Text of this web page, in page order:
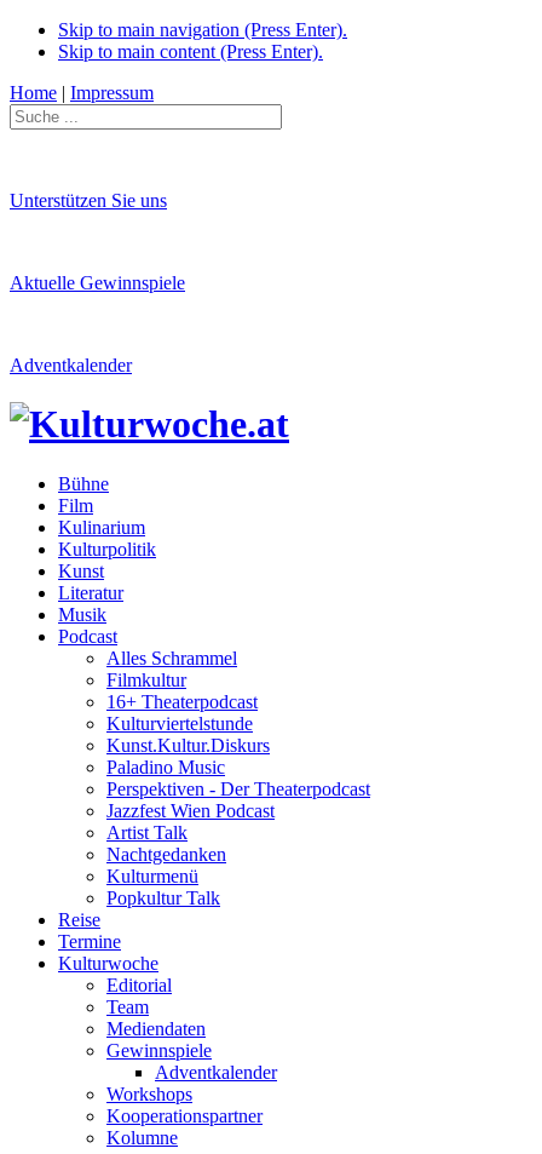
Skip to main navigation (Press Enter).
Skip to main content (Press Enter).
Home | Impressum
Unterstützen Sie uns
Aktuelle Gewinnspiele
Adventkalender
Bühne
Film
Kulinarium
Kulturpolitik
Kunst
Literatur
Musik
Podcast
Alles Schrammel
Filmkultur
16+ Theaterpodcast
Kulturviertelstunde
Kunst.Kultur.Diskurs
Paladino Music
Perspektiven - Der Theaterpodcast
Jazzfest Wien Podcast
Artist Talk
Nachtgedanken
Kulturmenü
Popkultur Talk
Reise
Termine
Kulturwoche
Editorial
Team
Mediendaten
Gewinnspiele
Adventkalender
Workshops
Kooperationspartner
Kolumne